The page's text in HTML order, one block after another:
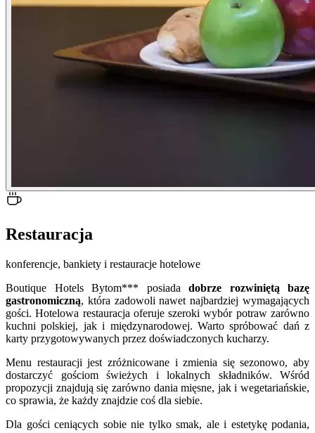
Restauracja
konferencje, bankiety i restauracje hotelowe
Boutique Hotels Bytom*** posiada dobrze rozwiniętą bazę
gastronomiczną, która zadowoli nawet najbardziej wymagających
gości. Hotelowa restauracja oferuje szeroki wybór potraw zarówno
kuchni polskiej, jak i międzynarodowej. Warto spróbować dań z
karty przygotowywanych przez doświadczonych kucharzy.
Menu restauracji jest zróżnicowane i zmienia się sezonowo, aby
dostarczyć gościom świeżych i lokalnych składników. Wśród
propozycji znajdują się zarówno dania mięsne, jak i wegetariańskie,
co sprawia, że każdy znajdzie coś dla siebie.
Dla gości ceniących sobie nie tylko smak, ale i estetykę podania,